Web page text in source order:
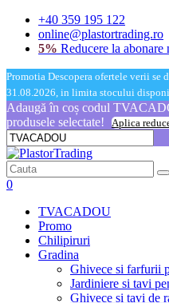
+40 359 195 122
online@plastortrading.ro
5% Reducere la abonare
Promotia Descopera ofertele verii se
31.08.2026, in limita stocului
Adaugă în coș codul
produsele selectate!
Aplica
0
TVACADOU
Promo
Chilipiruri
Gradina
Ghivece si farfurii
Jardiniere si tavi
Ghivece si tavi de